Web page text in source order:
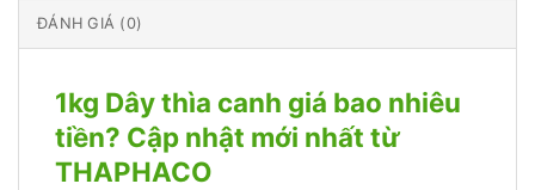
ĐÁNH GIÁ (0)
1kg Dây thìa canh giá bao nhiêu
tiền? Cập nhật mới nhất từ
THAPHACO